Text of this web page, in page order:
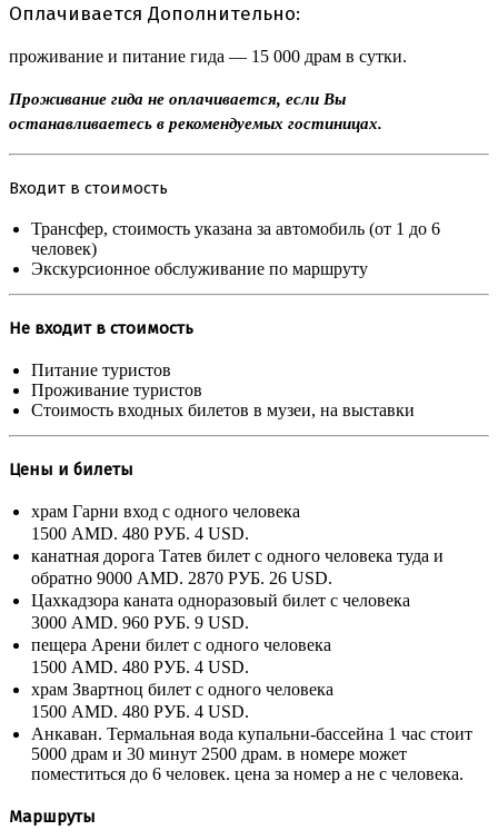
Оплачивается Дополнительно:
проживание и питание гида — 15 000 драм в сутки.
Проживание гида не оплачивается, если Вы
останавливаетесь в рекомендуемых гостиницах.
Входит в стоимость
Трансфер, стоимость указана за автомобиль (от 1 до 6
человек)
Экскурсионное обслуживание по маршруту
Не входит в стоимость
Питание туристов
Проживание туристов
Стоимость входных билетов в музеи, на выставки
Цены и билеты
храм Гарни вход с одного человека
1500 AMD. 480 РУБ. 4 USD.
канатная дорога Татев билет с одного человека туда и
обратно 9000 AMD. 2870 РУБ. 26 USD.
Цахкадзора каната одноразовый билет с человека
3000 AMD. 960 РУБ. 9 USD.
пещера Арени билет с одного человека
1500 AMD. 480 РУБ. 4 USD.
храм Звартноц билет с одного человека
1500 AMD. 480 РУБ. 4 USD.
Анкаван. Термальная вода купальни-бассейна 1 час стоит
5000 драм и 30 минут 2500 драм. в номере может
поместиться до 6 человек. цена за номер а не с человека.
Маршруты